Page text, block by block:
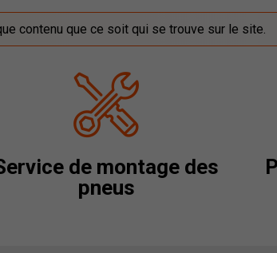
contenu que ce soit qui se trouve sur le site.
de montage des
pneus